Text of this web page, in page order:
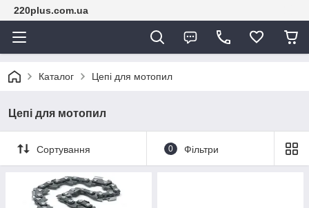
220plus.com.ua
Каталог Цепі для мотопил
Цепі для мотопил
Сортування 0 Фільтри